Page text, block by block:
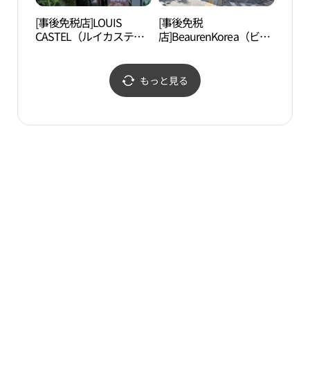
[事後免税店]LOUIS
CASTEL（ルイカステ
店(프레임몬타나 본점)
[事後免税
店]BeaurenKorea（ビュ
리아)
もっと見る